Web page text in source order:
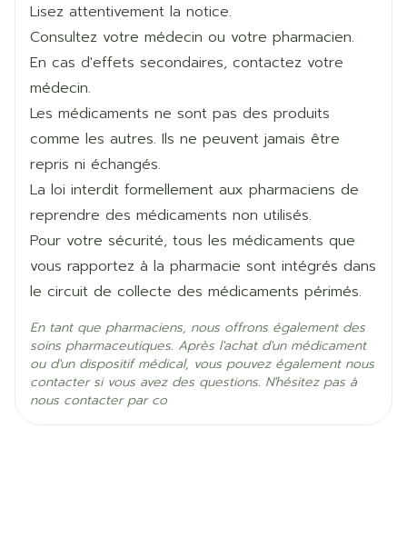
Longueur 118 mm
Profondeur 20 mm
Quantité Du
Paquet
28
Ingrédients
Actifs
énalapril maléate, lercanidipine
chlorhydrate
Préservation
Température ambiante (15°C -
25°C)
Lisez attentivement la notice.
Consultez votre médecin ou votre pharmacien.
En cas d'effets secondaires, contactez votre
médecin.
Les médicaments ne sont pas des produits
comme les autres. Ils ne peuvent jamais être
repris ni échangés.
La loi interdit formellement aux pharmaciens de
reprendre des médicaments non utilisés.
Pour votre sécurité, tous les médicaments que
vous rapportez à la pharmacie sont intégrés dans
le circuit de collecte des médicaments périmés.
En tant que pharmaciens, nous offrons également des
soins pharmaceutiques. Après l'achat d'un médicament
ou d'un dispositif médical, vous pouvez également nous
contacter si vous avez des questions. N'hésitez pas à
nous contacter par co